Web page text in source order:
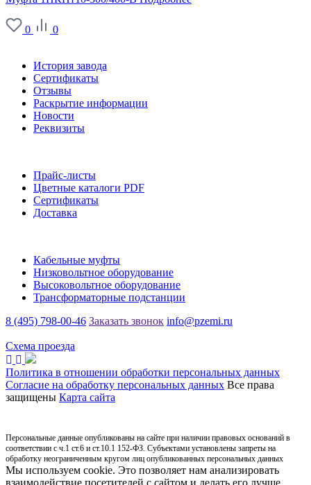
0
0
История завода
Сертификаты
Отзывы
Раскрытие информации
Новости
Реквизиты
Прайс-листы
Цветные каталоги PDF
Сертификаты
Доставка
Кабельные муфты
Низковольтное оборудование
Высоковольтное оборудование
Трансформаторные подстанции
8 (495) 798-00-46 Заказать звонок info@pzemi.ru
Схема проезда
Политика в отношении обработки персональных данных
Согласие на обработку персональных данных Все права
защищены Карта сайта
Персональные данные опубликованы на сайте при наличии правовых оснований в
соответствии с ч.1 ст.6 и ст.10.1 152-ФЗ. Субъектами установлены запреты на
обработку неограниченным кругом лиц опубликованных персональных данных
Мы используем cookie. Это позволяет нам анализировать